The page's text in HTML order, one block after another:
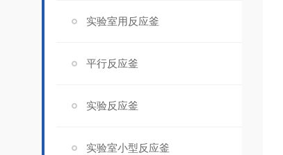
实验室用反应釜
平行反应釜
实验反应釜
实验室小型反应釜